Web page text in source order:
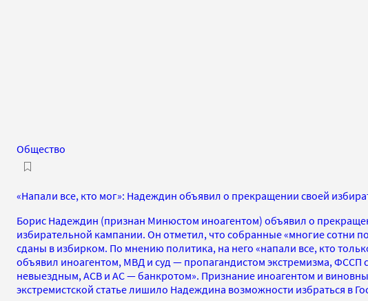
Общество
«Напали все, кто мог»: Надеждин объявил о прекращении своей
Борис Надеждин (признан Минюстом иноагентом) объявил о
избирательной кампании. Он отметил, что собранные «многие сотни
сданы в избирком. По мнению политика, на него «напали все, кто
объявил иноагентом, МВД и суд — пропагандистом экстремизма, ФССП
невыездным, АСВ и АС — банкротом». Признание иноагентом и
экстремистской статье лишило Надеждина возможности избраться в